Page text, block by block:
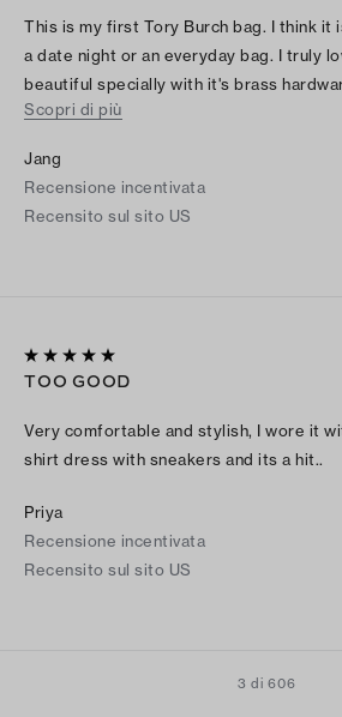
This is my first Tory Burch bag. I think
a date night or an everyday bag. I truly
beautiful specially with it's brass
hardware is not shiny gold and the
the color?with brass/gold?
Scopri di più
Jang
Recensione incentivata
Recensito sul sito US
TOO GOOD
Very comfortable and stylish, I wore it
shirt dress with sneakers and its a hit..
Priya
Recensione incentivata
Recensito sul sito US
3 di 606